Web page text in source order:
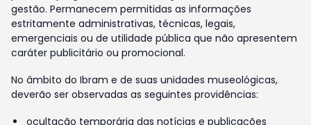
gestão. Permanecem permitidas as informações
estritamente administrativas, técnicas, legais,
emergenciais ou de utilidade pública que não apresentem
caráter publicitário ou promocional.
No âmbito do Ibram e de suas unidades museológicas,
deverão ser observadas as seguintes providências:
ocultação temporária das notícias e publicações